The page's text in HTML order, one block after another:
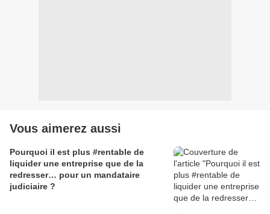
Vous aimerez aussi
Pourquoi il est plus #rentable de
liquider une entreprise que de la
redresser… pour un mandataire
judiciaire ?